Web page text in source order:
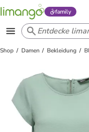
family
Shop Damen Bekleidung